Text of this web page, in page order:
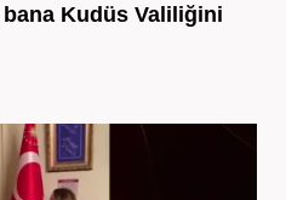
Kudüs Valiliğini